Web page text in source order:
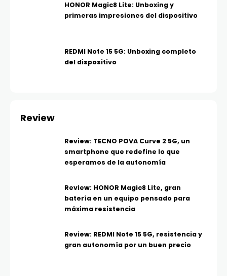
HONOR Magic8 Lite: Unboxing y
primeras impresiones del dispositivo
REDMI Note 15 5G: Unboxing completo
del dispositivo
Review
Review: TECNO POVA Curve 2 5G, un
smartphone que redefine lo que
esperamos de la autonomía
Review: HONOR Magic8 Lite, gran
batería en un equipo pensado para
máxima resistencia
Review: REDMI Note 15 5G, resistencia y
gran autonomía por un buen precio